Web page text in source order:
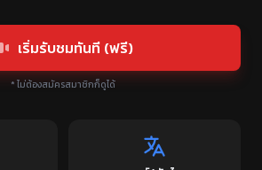
เริ่มรับชมทันที (ฟรี)
* ไม่ต้องสมัครสมาชิกก็ดูได้